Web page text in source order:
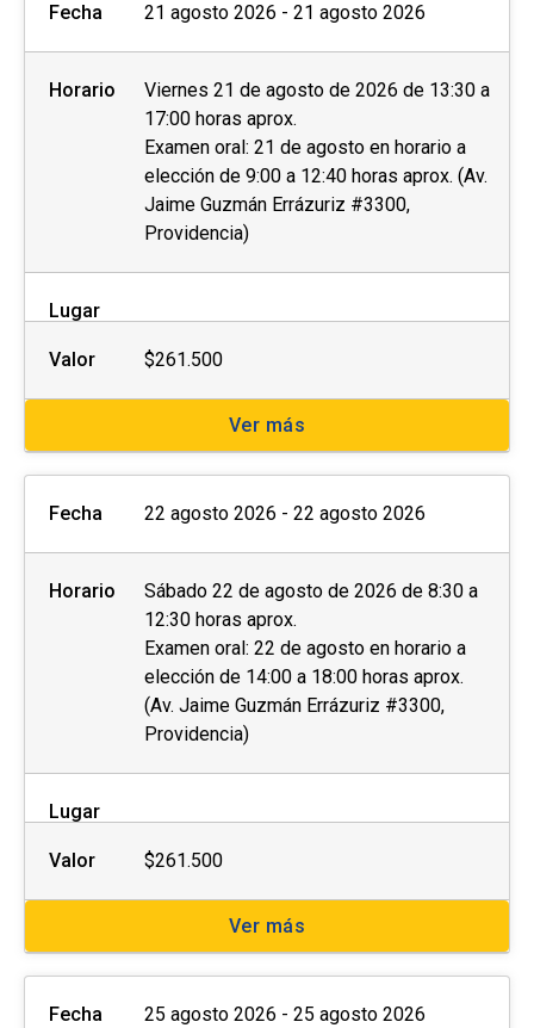
Fecha 21 agosto 2026 - 21 agosto 2026
Horario
Viernes 21 de agosto de 2026 de 13:30 a
17:00 horas aprox.
Examen oral: 21 de agosto en horario a
elección de 9:00 a 12:40 horas aprox. (Av.
Jaime Guzmán Errázuriz #3300,
Providencia)
Lugar
Valor $261.500
Ver más
Fecha 22 agosto 2026 - 22 agosto 2026
Horario
Sábado 22 de agosto de 2026 de 8:30 a
12:30 horas aprox.
Examen oral: 22 de agosto en horario a
elección de 14:00 a 18:00 horas aprox.
(Av. Jaime Guzmán Errázuriz #3300,
Providencia)
Lugar
Valor $261.500
Ver más
Fecha 25 agosto 2026 - 25 agosto 2026